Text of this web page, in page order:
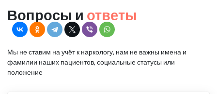
Вопросы и ответы
Мы не ставим на учёт к наркологу, нам не важны имена и
фамилии наших пациентов, социальные статусы или
положение